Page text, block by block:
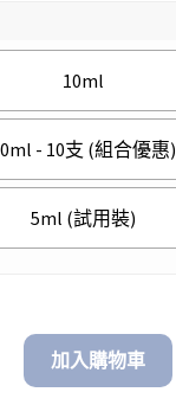
10ml
- 10支 (組合優惠)
5ml (試用裝)
加入購物車